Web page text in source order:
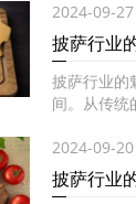
2024-09-27
披萨行业
披萨行业的
间。从传统
2024-09-20
披萨行业